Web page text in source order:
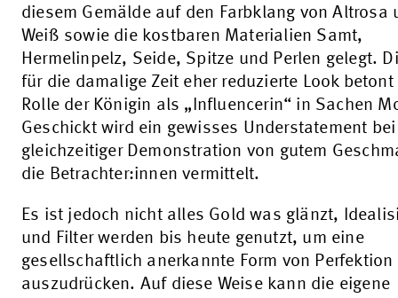
diesem Gemälde auf den Farbklang von Altrosa
Weiß sowie die kostbaren Materialien Samt,
Hermelinpelz, Seide, Spitze und Perlen gelegt.
für die damalige Zeit eher reduzierte Look betont
Rolle der Königin als „Influencerin“ in Sachen
Geschickt wird ein gewisses Understatement bei
gleichzeitiger Demonstration von gutem
die Betrachter:innen vermittelt.
Es ist jedoch nicht alles Gold was glänzt,
und Filter werden bis heute genutzt, um eine
gesellschaftlich anerkannte Form von Perfektion
auszudrücken. Auf diese Weise kann die eigene